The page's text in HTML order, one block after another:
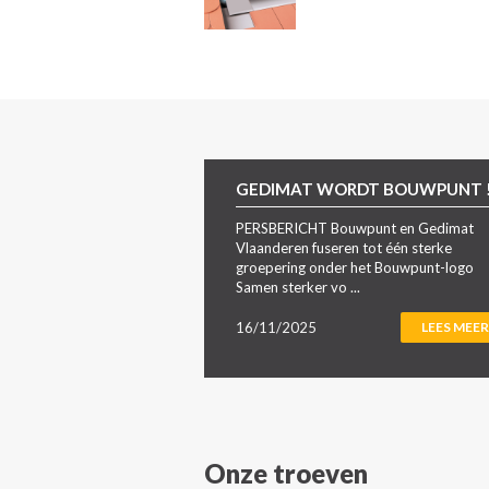
GEDIMAT WORDT BOUWPUNT
PERSBERICHT Bouwpunt en Gedimat
Vlaanderen fuseren tot één sterke
groepering onder het Bouwpunt-logo
Samen sterker vo ...
16/11/2025 LEES MEER
Onze troeven